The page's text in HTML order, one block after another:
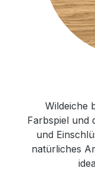
Wildeiche
Farbspiel und
und
natürliches